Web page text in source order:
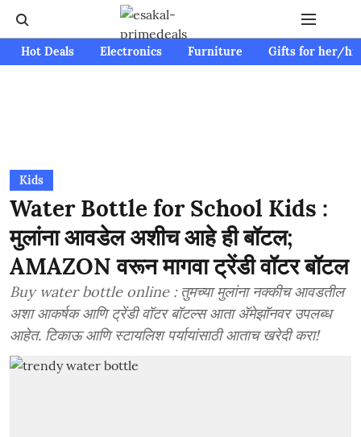
Hot Deals Electronics Furniture Gifts for her/
Kids
Water Bottle for School Kids :
मुलांना आवडेल अशीच आहे ही बॉटल;
AMAZON वरून मागवा ट्रेंडी वॉटर बॉटल
Buy water bottle online : तुमच्या मुलांना नक्कीच आवडतील
अशा आकर्षक आणि ट्रेंडी वॉटर बॉटल्स आता ॲमेझॉनवर उपलब्ध
आहेत. टिकाऊ आणि स्टायलिश पर्यायांसाठी आताच खरेदी करा!